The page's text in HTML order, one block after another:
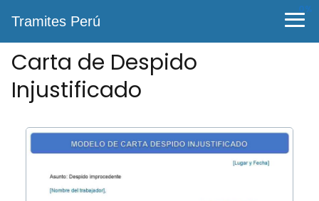
0%
Tramites Perú
Carta de Despido
Injustificado